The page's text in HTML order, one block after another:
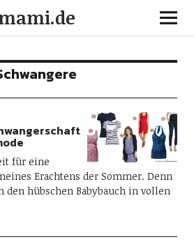
für eine
Erachtens der Sommer. Denn
den hübschen Babybauch in vollen